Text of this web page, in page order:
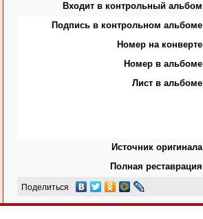
Входит в контрольный альбом
Подпись в контрольном альбоме
Номер на конверте
Номер в альбоме
Лист в альбоме
Источник оригинала
Полная реставрация
Поделиться